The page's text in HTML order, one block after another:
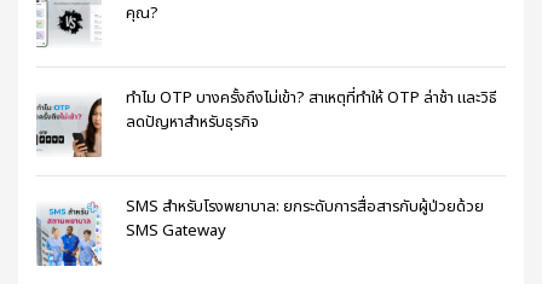
คุณ?
ทำไม OTP บางครั้งถึงไม่เข้า? สาเหตุที่ทำให้ OTP ล่าช้า และวิธี
ลดปัญหาสำหรับธุรกิจ
SMS สำหรับโรงพยาบาล: ยกระดับการสื่อสารกับผู้ป่วยด้วย
SMS Gateway